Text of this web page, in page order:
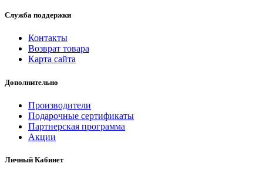
Служба поддержки
Контакты
Возврат товара
Карта сайта
Дополнительно
Производители
Подарочные сертификаты
Партнерская программа
Акции
Личный Кабинет